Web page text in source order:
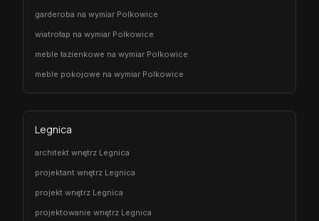
garderoba na wymiar Polkowice
wiatrołap na wymiar Polkowice
meble łazienkowe na wymiar Polkowice
meble pokojowe na wymiar Polkowice
Legnica
architekt wnętrz Legnica
projektant wnętrz Legnica
projekt wnętrz Legnica
projektowanie wnętrz Legnica